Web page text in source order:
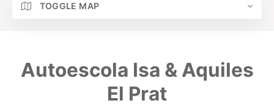
TOGGLE MAP
Autoescola Isa & Aquiles
El Prat